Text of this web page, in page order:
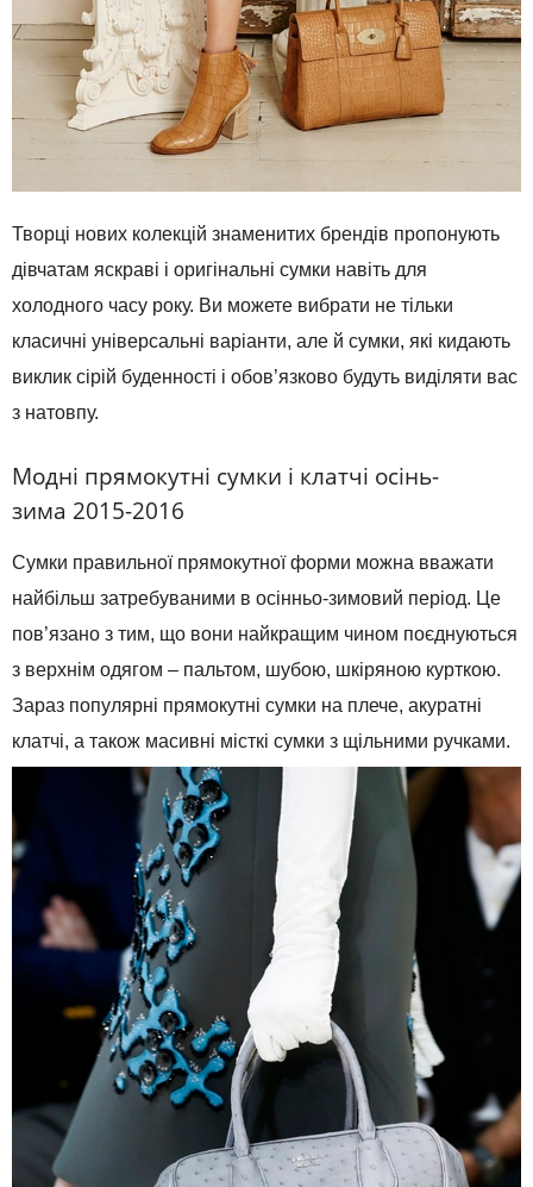
Творці нових колекцій знаменитих брендів пропонують
дівчатам яскраві і оригінальні сумки навіть для
холодного часу року. Ви можете вибрати не тільки
класичні універсальні варіанти, але й сумки, які кидають
виклик сірій буденності і обов’язково будуть виділяти вас
з натовпу.
Модні прямокутні сумки і клатчі осінь-
зима 2015-2016
Сумки правильної прямокутної форми можна вважати
найбільш затребуваними в осінньо-зимовий період. Це
пов’язано з тим, що вони найкращим чином поєднуються
з верхнім одягом – пальтом, шубою, шкіряною курткою.
Зараз популярні прямокутні сумки на плече, акуратні
клатчі, а також масивні місткі сумки з щільними ручками.